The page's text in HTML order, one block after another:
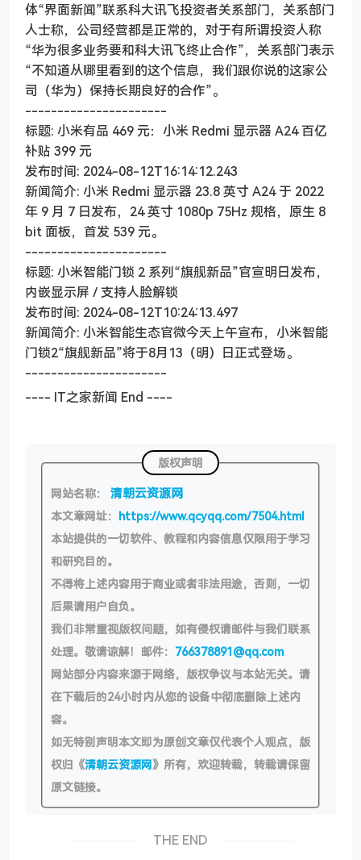
体“界面新闻”联系科大讯飞投资者关系部门，关系部门
人士称，公司经营都是正常的，对于有所谓投资人称
“华为很多业务要和科大讯飞终止合作”，关系部门表示
“不知道从哪里看到的这个信息，我们跟你说的这家公
司（华为）保持长期良好的合作”。
----------------------
标题: 小米有品 469 元：小米 Redmi 显示器 A24 百亿
补贴 399 元
发布时间: 2024-08-12T16:14:12.243
新闻简介: 小米 Redmi 显示器 23.8 英寸 A24 于 2022
年 9 月 7 日发布，24 英寸 1080p 75Hz 规格，原生 8
bit 面板，首发 539 元。
----------------------
标题: 小米智能门锁 2 系列“旗舰新品”官宣明日发布，
内嵌显示屏 / 支持人脸解锁
发布时间: 2024-08-12T10:24:13.497
新闻简介: 小米智能生态官微今天上午宣布，小米智能
门锁2“旗舰新品”将于8月13（明）日正式登场。
----------------------
---- IT之家新闻 End ----
版权声明
网站名称： 清朝云资源网
本文章网址： https://www.qcyqq.com/7504.html
本站提供的一切软件、教程和内容信息仅限用于学习
和研究目的。
不得将上述内容用于商业或者非法用途，否则，一切
后果请用户自负。
我们非常重视版权问题，如有侵权请邮件与我们联系
处理。敬请谅解！邮件： 766378891@qq.com
网站部分内容来源于网络，版权争议与本站无关。请
在下载后的24小时内从您的设备中彻底删除上述内
容。
如无特别声明本文即为原创文章仅代表个人观点，版
权归《清朝云资源网》所有，欢迎转载，转载请保留
原文链接。
THE END